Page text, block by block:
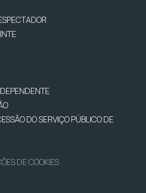
DO SERVIÇO PÚBLICO DE
DE COOKIES